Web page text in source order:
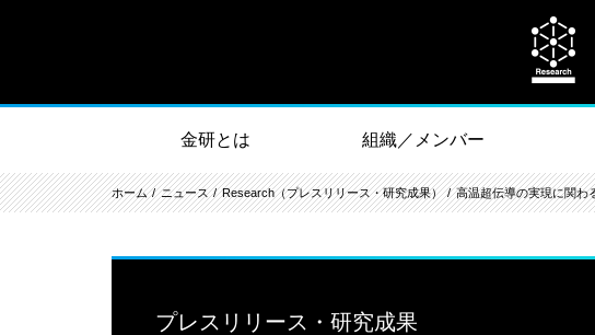
金研とは 組織／メンバー
ホーム ニュース Research（プレスリリース・研究成果） 高温超伝導の実現に関
プレスリリース・研究成果